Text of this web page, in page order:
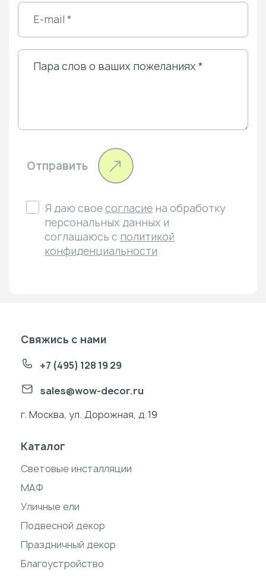
Отправить
Я даю своесогласие на обработку
персональных данных и
соглашаюсь с политикой
конфиденциальности
Свяжись с нами
+7 (495) 128 19 29
sales@wow-decor.ru
г. Москва, ул. Дорожная, д.19
Каталог
Световые инсталляции
МАФ
Уличные ели
Подвесной декор
Праздничный декор
Благоустройство